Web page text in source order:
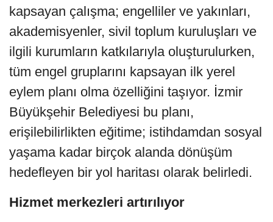
kapsayan çalışma; engelliler ve yakınları,
akademisyenler, sivil toplum kuruluşları ve
ilgili kurumların katkılarıyla oluşturulurken,
tüm engel gruplarını kapsayan ilk yerel
eylem planı olma özelliğini taşıyor. İzmir
Büyükşehir Belediyesi bu planı,
erişilebilirlikten eğitime; istihdamdan sosyal
yaşama kadar birçok alanda dönüşüm
hedefleyen bir yol haritası olarak belirledi.
Hizmet merkezleri artırılıyor